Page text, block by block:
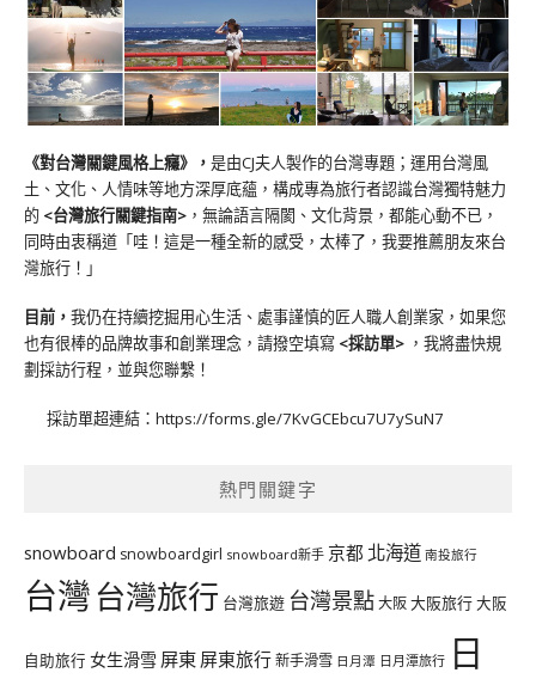
《對台灣關鍵風格上癮》 ， 是由CJ夫人製作的台灣專題；運用台灣風
土、文化、人情味等地方深厚底蘊，構成專為旅行者認識台灣獨特魅力
的 <台灣旅行關鍵指南> ，無論語言隔閡、文化背景，都能心動不已，
同時由衷稱道「哇！這是一種全新的感受，太棒了，我要推薦朋友來台
灣旅行！」
目前， 我仍在持續挖掘用心生活、處事謹慎的匠人職人創業家，如果您
也有很棒的品牌故事和創業理念，請撥空填寫 <採訪單> ，我將盡快規
劃採訪行程，並與您聯繫！
採訪單超連結： https://forms.gle/7KvGCEbcu7U7ySuN7
熱門關鍵字
snowboard snowboardgirl snowboard新手 京都 北海道 南投旅行
台灣台灣旅行 台灣旅遊 台灣景點大阪大阪旅行大阪
自助旅行 女生滑雪 屏東 屏東旅行新手滑雪 日月潭 日月潭旅行 日